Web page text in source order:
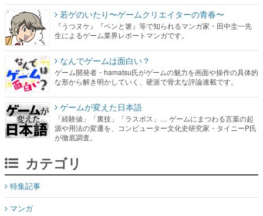
若ゲのいたり〜ゲームクリエイターの青春〜
『うつヌケ』『ペンと箸』等で知られるマンガ家・田中圭一先
生によるゲーム業界レポートマンガです。
なんでゲームは面白い？
ゲーム開発者・hamatsu氏がゲームの魅力を画面や操作の具体的
な形から解き明かしていく、硬派で骨太な評論連載です。
ゲームが変えた日本語
「経験値」「裏技」「ラスボス」… ゲームにまつわる言葉の起
源や用法の変遷を、コンピューター文化史研究家・タイニーP氏
が徹底調査。
カテゴリ
特集記事
マンガ